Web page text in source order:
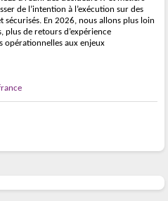
de l’intention à l’exécution sur des
sécurisés. En 2026, nous allons plus loin
plus de retours d’expérience
opérationnelles aux enjeux